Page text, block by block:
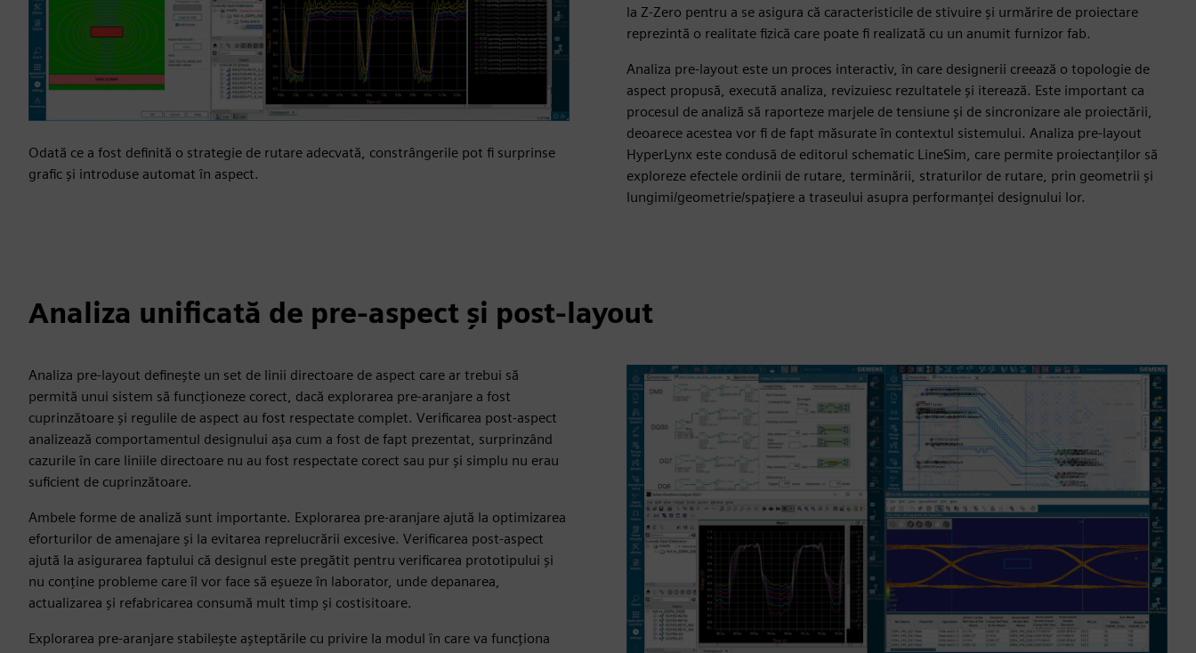
Odată ce a fost definită o strategie de rutare adecvată, constrângerile pot fi surprinse
grafic și introduse automat în aspect.
la Z-Zero pentru a se asigura că caracteristicile de stivuire și urmărire de proiectare
reprezintă o realitate fizică care poate fi realizată cu un anumit furnizor fab.
Analiza pre-layout este un proces interactiv, în care designerii creează o topologie de
aspect propusă, execută analiza, revizuiesc rezultatele și iterează. Este important ca
procesul de analiză să raporteze marjele de tensiune și de sincronizare ale proiectării,
deoarece acestea vor fi de fapt măsurate în contextul sistemului. Analiza pre-layout
HyperLynx este condusă de editorul schematic LineSim, care permite proiectanților să
exploreze efectele ordinii de rutare, terminării, straturilor de rutare, prin geometrii și
lungimi/geometrie/spațiere a traseului asupra performanței designului lor.
Analiza unificată de pre-aspect și post-layout
Analiza pre-layout definește un set de linii directoare de aspect care ar trebui să
permită unui sistem să funcționeze corect, dacă explorarea pre-aranjare a fost
cuprinzătoare și regulile de aspect au fost respectate complet. Verificarea post-aspect
analizează comportamentul designului așa cum a fost de fapt prezentat, surprinzând
cazurile în care liniile directoare nu au fost respectate corect sau pur și simplu nu erau
suficient de cuprinzătoare.
Ambele forme de analiză sunt importante. Explorarea pre-aranjare ajută la optimizarea
eforturilor de amenajare și la evitarea reprelucrării excesive. Verificarea post-aspect
ajută la asigurarea faptului că designul este pregătit pentru verificarea prototipului și
nu conține probleme care îl vor face să eșueze în laborator, unde depanarea,
actualizarea și refabricarea consumă mult timp și costisitoare.
Explorarea pre-aranjare stabilește așteptările cu privire la modul în care va funcționa